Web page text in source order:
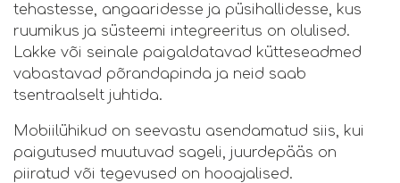
tehastesse, angaaridesse ja püsihallidesse, kus
ruumikus ja süsteemi integreeritus on olulised.
Lakke või seinale paigaldatavad kütteseadmed
vabastavad põrandapinda ja neid saab
tsentraalselt juhtida.
Mobiilühikud on seevastu asendamatud siis, kui
paigutused muutuvad sageli, juurdepääs on
piiratud või tegevused on hooajalised.